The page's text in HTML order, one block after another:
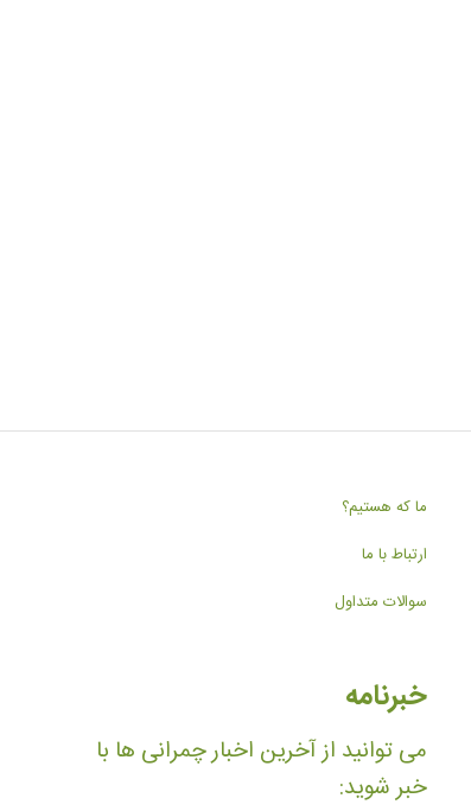
ما که هستیم؟
ارتباط با ما
سوالات متداول
خبرنامه
می توانید از آخرین اخبار چمرانی ها با
خبر شوید: